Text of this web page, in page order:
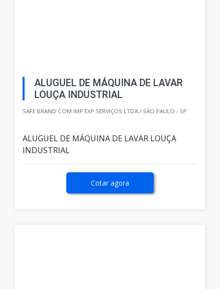
ALUGUEL DE MÁQUINA DE LAVAR
LOUÇA INDUSTRIAL
SAFE BRAND COM IMP EXP SERVIÇOS LTDA / SÃO PAULO - SP
ALUGUEL DE MÁQUINA DE LAVAR LOUÇA
INDUSTRIAL
Cotar agora